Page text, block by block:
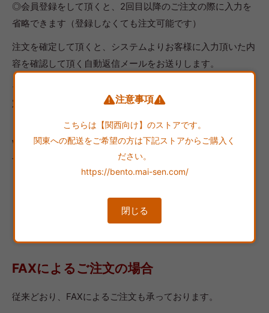
◎会員登録をして頂くと、2回目以降のご注文の際に入力を
省略できます（登録しなくても注文可能です）
注文を確定して頂くと、システムよりお客様に入力頂いた内
容を確認して頂く自動返信メールをお送りします。
その後、ご注文内容に不備がない場合、まい泉より『受注確
定のお知らせ』メールをお送り致します。
【請求書払いについて】
WEB注文にて請求書（NP掛け払い）をお選びいただけま
す。
FAXによるご注文の場合
従来どおり、FAXによるご注文も承っております。
注意事項
こちらは【関西向け】のストアです。
関東への配送をご希望の方は下記ストアからご購入く
ださい。
https://bento.mai-sen.com/
閉じる